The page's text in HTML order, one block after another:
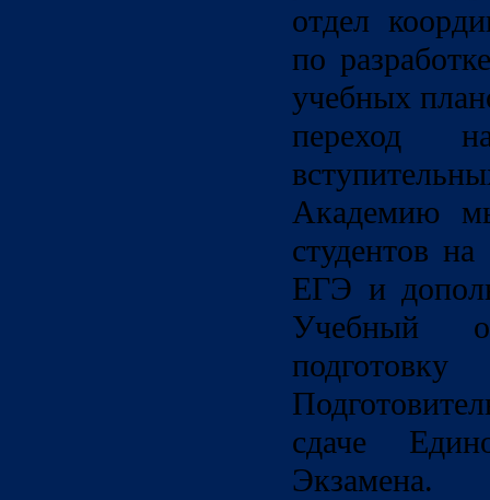
отдел
по
учебных
переход
Академию
студентов на
ЕГЭ и
Учебный
сдаче
Экзамена.